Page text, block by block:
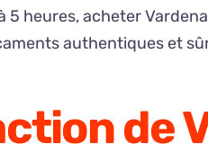
heures, acheter
authentiques et
de